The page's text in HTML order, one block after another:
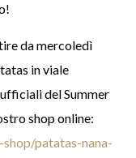
da mercoledì
in viale
del Summer
shop online:
patatas-nana-